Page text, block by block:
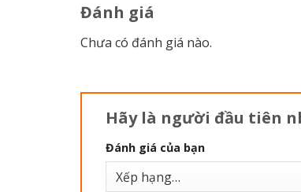
Đánh giá
Chưa có đánh giá nào.
Hãy là người đầu tiên
Đánh giá của bạn